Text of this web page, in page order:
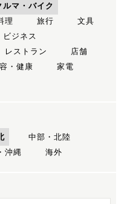
ルマ・バイク
理 旅行
文具
ビジネス
レストラン
店舗
・健康
家電
中部・北陸
沖縄 海外